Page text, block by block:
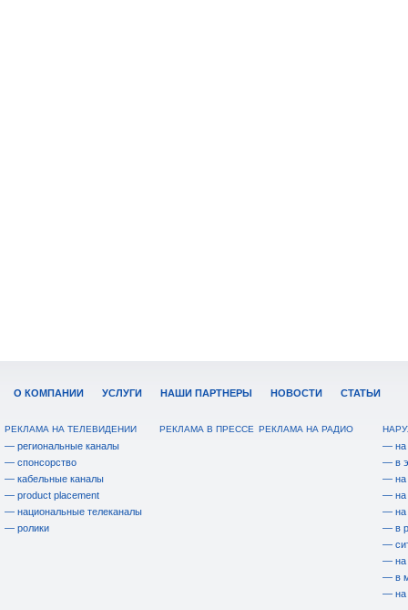
О КОМПАНИИ УСЛУГИ НАШИ ПАРТНЕРЫ НОВОСТИ СТАТЬИ
РЕКЛАМА НА ТЕЛЕВИДЕНИИ
— региональные каналы
— спонсорство
— кабельные каналы
— product placement
— национальные телеканалы
— ролики
РЕКЛАМА В ПРЕССЕ РЕКЛАМА НА РАДИО
— на
— в
— на
— на
— на
— в
—
— на
— в
— на